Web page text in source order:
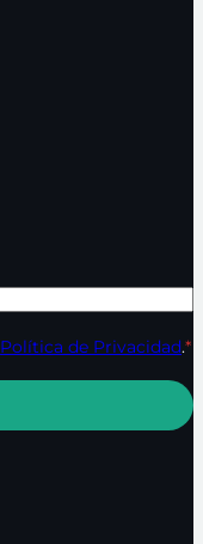
Política de Privacidad.*